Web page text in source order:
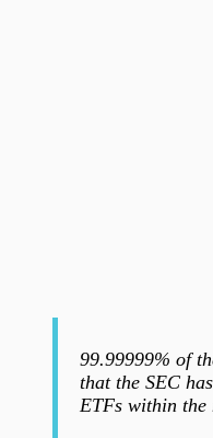
99.99999% of
that the SEC
ETFs within the